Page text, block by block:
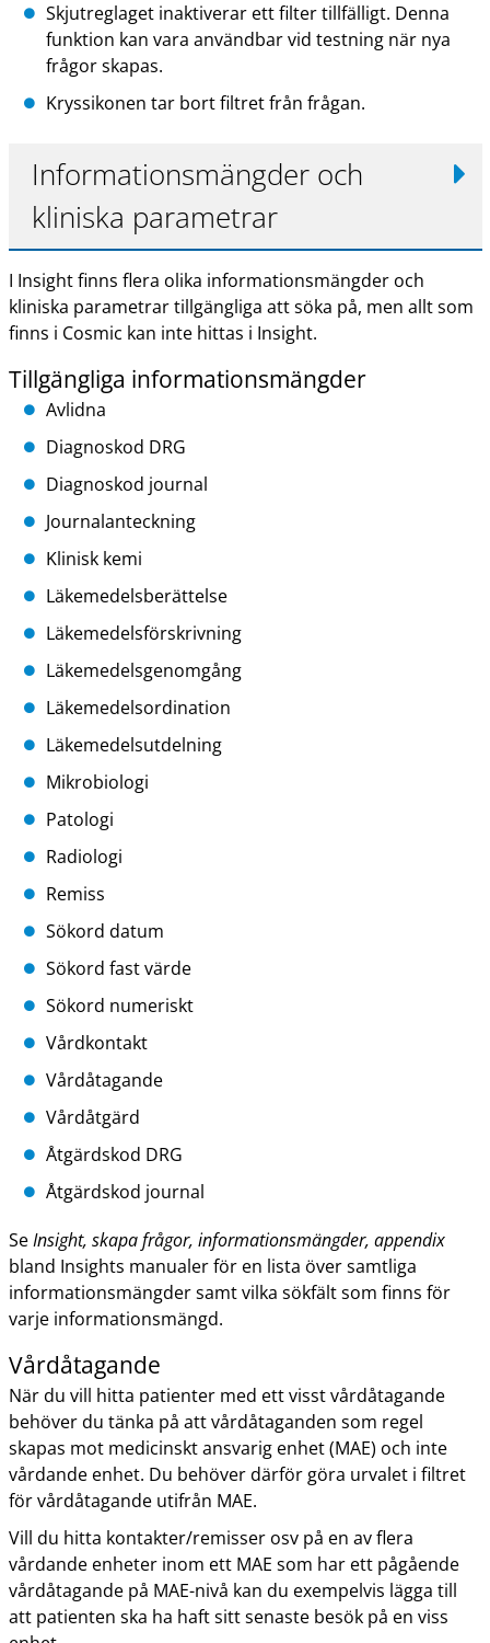
Skjutreglaget inaktiverar ett filter tillfälligt. Denna
funktion kan vara användbar vid testning när nya
frågor skapas.
Kryssikonen tar bort filtret från frågan.
Informationsmängder och
kliniska parametrar
I Insight finns flera olika informationsmängder och
kliniska parametrar tillgängliga att söka på, men allt som
finns i Cosmic kan inte hittas i Insight.
Tillgängliga informationsmängder
Avlidna
Diagnoskod DRG
Diagnoskod journal
Journalanteckning
Klinisk kemi
Läkemedelsberättelse
Läkemedelsförskrivning
Läkemedelsgenomgång
Läkemedelsordination
Läkemedelsutdelning
Mikrobiologi
Patologi
Radiologi
Remiss
Sökord datum
Sökord fast värde
Sökord numeriskt
Vårdkontakt
Vårdåtagande
Vårdåtgärd
Åtgärdskod DRG
Åtgärdskod journal
SeInsight, skapa frågor, informationsmängder, appendix
bland Insights manualer för en lista över samtliga
informationsmängder samt vilka sökfält som finns för
varje informationsmängd.
Vårdåtagande
När du vill hitta patienter med ett visst vårdåtagande
behöver du tänka på att vårdåtaganden som regel
skapas mot medicinskt ansvarig enhet (MAE) och inte
vårdande enhet. Du behöver därför göra urvalet i filtret
för vårdåtagande utifrån MAE.
Vill du hitta kontakter/remisser osv på en av flera
vårdande enheter inom ett MAE som har ett pågående
vårdåtagande på MAE-nivå kan du exempelvis lägga till
att patienten ska ha haft sitt senaste besök på en viss